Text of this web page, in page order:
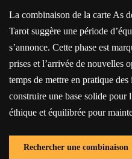
La combinaison de la carte As
Tarot suggère une période
s’annonce. Cette phase est
prises et l’arrivée de nouvelles
temps de mettre en pratique
construire une base solide pour
éthique et équilibrée pour
Rechercher une combinaison